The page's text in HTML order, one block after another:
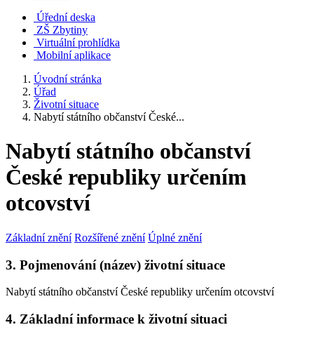
Úřední deska
ZŠ Zbytiny
Virtuální prohlídka
Mobilní aplikace
Úvodní stránka
Úřad
Životní situace
Nabytí státního občanství České...
Nabytí státního občanství
České republiky určením
otcovství
Základní znění Rozšířené znění Úplné znění
3. Pojmenování (název) životní situace
Nabytí státního občanství České republiky určením otcovství
4. Základní informace k životní situaci